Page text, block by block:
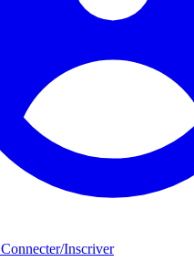
Connecter/Inscriver